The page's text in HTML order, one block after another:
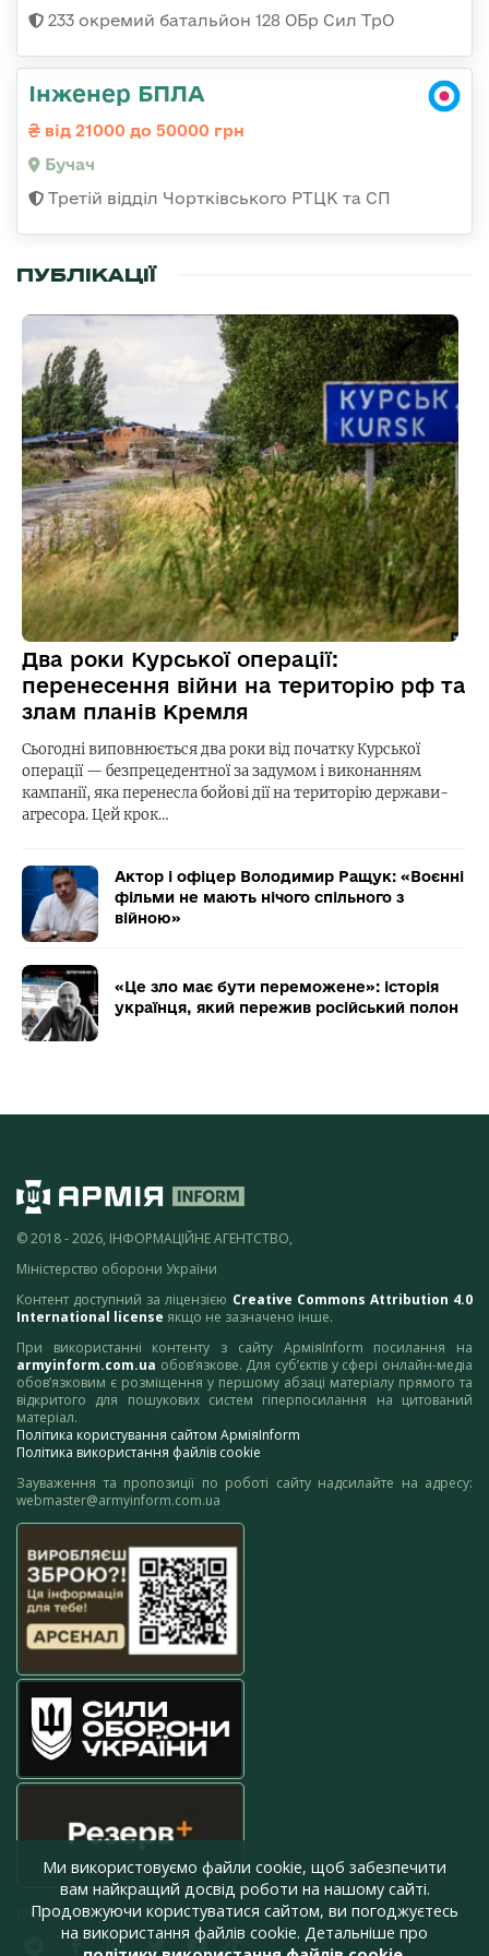
233 окремий батальйон 128 ОБр Сил ТрО
Інженер БПЛА
від 21000 до 50000 грн
Бучач
Третій відділ Чортківського РТЦК та СП
ПУБЛІКАЦІЇ
Два роки Курської операції:
перенесення війни на територію рф та
злам планів Кремля
Сьогодні виповнюється два роки від початку Курської
операції — безпрецедентної за задумом і виконанням
кампанії, яка перенесла бойові дії на територію держави-
агресора. Цей крок…
Актор і офіцер Володимир Ращук: «Воєнні
фільми не мають нічого спільного з
війною»
«Це зло має бути переможене»: історія
українця, який пережив російський полон
© 2018 - 2026, ІНФОРМАЦІЙНЕ АГЕНТСТВО,
Міністерство оборони України
Контент доступний за ліцензією Creative Commons Attribution 4.0
International license якщо не зазначено інше.
При використанні контенту з сайту АрміяInform посилання на
armyinform.com.ua обов’язкове. Для суб’єктів у сфері онлайн-медіа
обов’язковим є розміщення у першому абзаці матеріалу прямого та
відкритого для пошукових систем гіперпосилання на цитований
матеріал.
Політика користування сайтом АрміяInform
Політика використання файлів cookie
Зауваження та пропозиції по роботі сайту надсилайте на адресу:
webmaster@armyinform.com.ua
press@armyinform.com.ua
Ми використовуємо файли cookie, щоб забезпечити
вам найкращий досвід роботи на нашому сайті.
Продовжуючи користуватися сайтом, ви погоджуєтесь
на використання файлів cookie. Детальніше про